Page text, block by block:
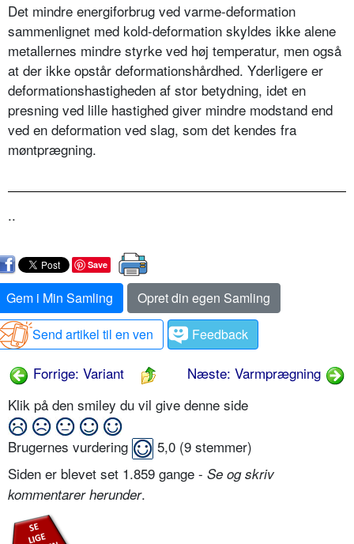
Det mindre energiforbrug ved varme-deformation
sammenlignet med kold-deformation skyldes ikke alene
metallernes mindre styrke ved høj temperatur, men også
at der ikke opstår deformationshårdhed. Yderligere er
deformationshastigheden af stor betydning, idet en
presning ved lille hastighed giver mindre modstand end
ved en deformation ved slag, som det kendes fra
møntprægning.
..
Save
Gem i Min Samling
Opret din egen Samling
Send artikel til en ven
Feedback
Forrige: Variant
Næste: Varmprægning
Klik på den smiley du vil give denne side
Brugernes vurdering 5,0 (9 stemmer)
Siden er blevet set 1.859 gange - Se og skriv
kommentarer herunder.